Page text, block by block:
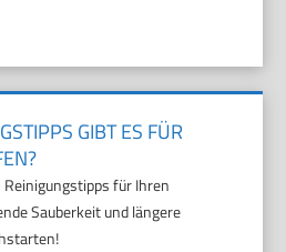
GIBT ES FÜR
für Ihren
Sauberkeit und längere